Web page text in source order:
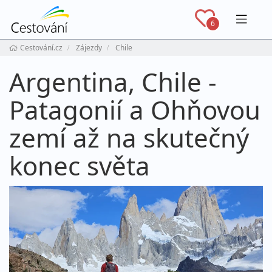
6
Cestování.cz Zájezdy Chile
Argentina, Chile -
Patagonií a Ohňovou
zemí až na skutečný
konec světa